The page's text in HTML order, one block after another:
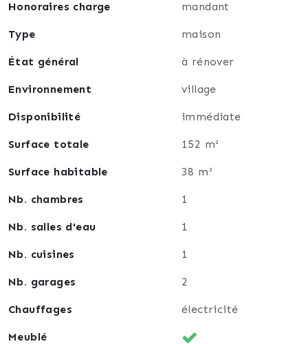
* Garage pour chaque appartement
* Excellent potentiel de valorisation
Ne laissez pas passer cette occasion unique !
DPE pour l'appartement du rez de chaussée :
Consommation énergétique : E
Honoraires charge mandant
Type maison
État général à rénover
Environnement village
Disponibilité immédiate
Surface totale 152 m²
Surface habitable 38 m²
Nb. chambres 1
Nb. salles d'eau 1
Nb. cuisines 1
Nb. garages 2
Chauffages électricité
Meublé